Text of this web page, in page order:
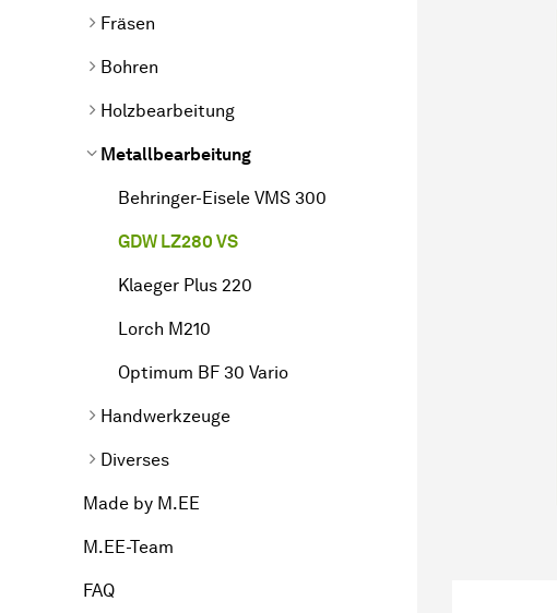
Fräsen
Bohren
Holzbearbeitung
Metallbearbeitung
Behringer-Eisele VMS 300
GDW LZ280 VS
Klaeger Plus 220
Lorch M210
Optimum BF 30 Vario
Handwerkzeuge
Diverses
Made by M.EE
M.EE-Team
FAQ